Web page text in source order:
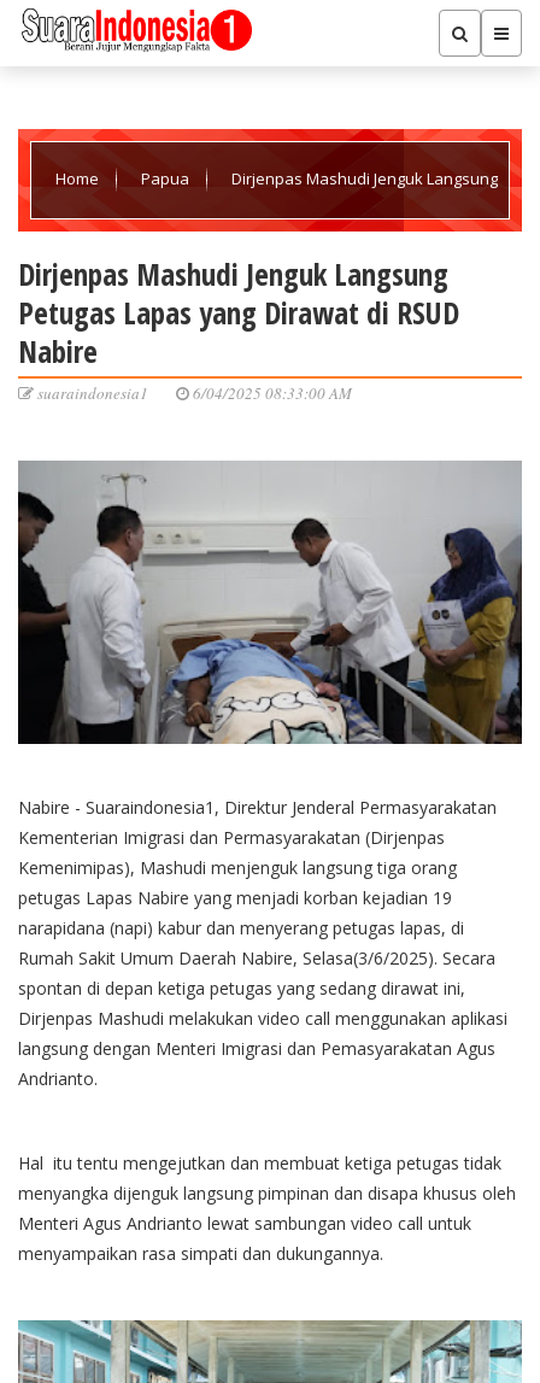
Home Papua Dirjenpas Mashudi Jenguk Langsung
Dirjenpas Mashudi Jenguk Langsung
Petugas Lapas yang Dirawat di RSUD
Nabire
suaraindonesia1 6/04/2025 08:33:00 AM
Nabire - Suaraindonesia1, Direktur Jenderal Permasyarakatan
Kementerian Imigrasi dan Permasyarakatan (Dirjenpas
Kemenimipas), Mashudi menjenguk langsung tiga orang
petugas Lapas Nabire yang menjadi korban kejadian 19
narapidana (napi) kabur dan menyerang petugas lapas, di
Rumah Sakit Umum Daerah Nabire, Selasa(3/6/2025). Secara
spontan di depan ketiga petugas yang sedang dirawat ini,
Dirjenpas Mashudi melakukan video call menggunakan aplikasi
langsung dengan Menteri Imigrasi dan Pemasyarakatan Agus
Andrianto.
Hal itu tentu mengejutkan dan membuat ketiga petugas tidak
menyangka dijenguk langsung pimpinan dan disapa khusus oleh
Menteri Agus Andrianto lewat sambungan video call untuk
menyampaikan rasa simpati dan dukungannya.